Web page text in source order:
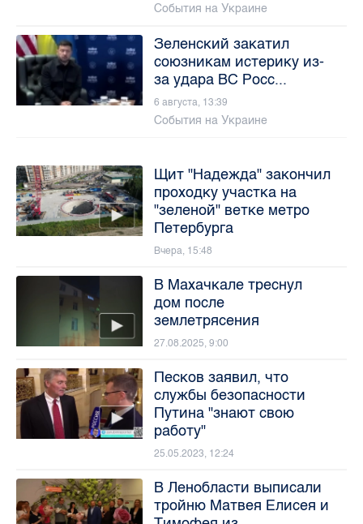
События на Украине
Зеленский закатил
союзникам истерику из-
за удара ВС Росс...
6 августа, 13:39
События на Украине
Щит "Надежда" закончил
проходку участка на
"зеленой" ветке метро
Петербурга
Вчера, 15:48
В Махачкале треснул
дом после
землетрясения
27.08.2025, 9:00
Песков заявил, что
службы безопасности
Путина "знают свою
работу"
25.05.2023, 12:24
В Ленобласти выписали
тройню Матвея Елисея и